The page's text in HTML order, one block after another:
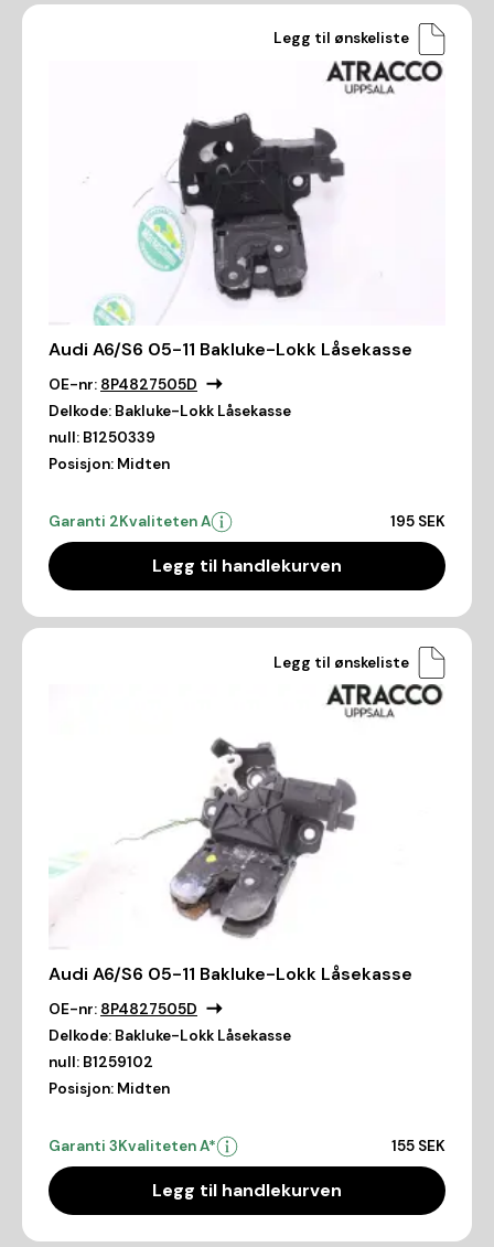
Legg til ønskeliste
Audi A6/S6 05-11 Bakluke-Lokk Låsekasse
OE-nr: 8P4827505D
Delkode: Bakluke-Lokk Låsekasse
null: B1250339
Posisjon: Midten
Garanti 2Kvaliteten A 195 SEK
Legg til handlekurven
Legg til ønskeliste
Audi A6/S6 05-11 Bakluke-Lokk Låsekasse
OE-nr: 8P4827505D
Delkode: Bakluke-Lokk Låsekasse
null: B1259102
Posisjon: Midten
Garanti 3Kvaliteten A* 155 SEK
Legg til handlekurven